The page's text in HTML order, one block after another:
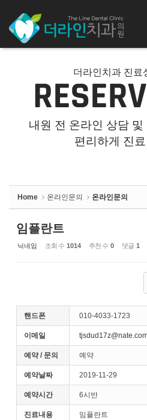
더라인치과 진료
내원 전 온라인 상담 및
편리하게 진
Home 온라인문의 온라인문의
임플란트
닉네임 조회 수 1014 추천 수 0 댓글 1
핸드폰 010-4033-1723
이메일
예약 / 문의 예약
예약날짜 2019-11-29
예약시간 6시반
진료내용 임플란트